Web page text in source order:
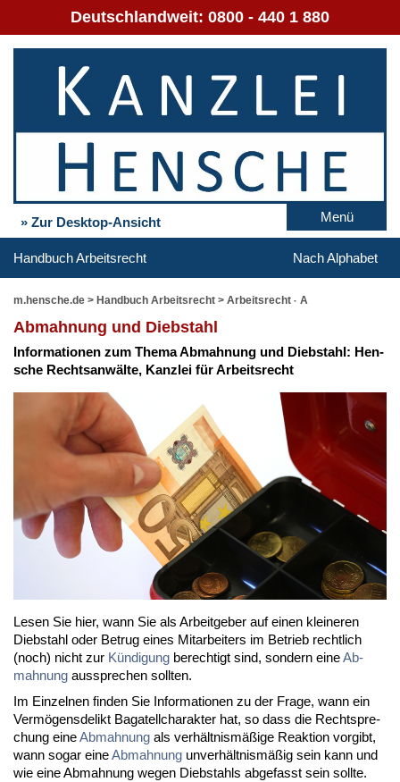
Deutschlandweit: 0800 - 440 1 880
» Zur Desktop-Ansicht Menü
Handbuch Arbeitsrecht Nach Alphabet
m.hensche.de > Handbuch Arbeitsrecht > Arbeitsrecht - A
Ab­mah­nung und Dieb­stahl
In­for­ma­tio­nen zum The­ma Ab­mah­nung und Dieb­stahl: Hen­
sche Rechts­an­wäl­te, Kanz­lei für Ar­beits­recht
Le­sen Sie hier, wann Sie als Ar­beit­ge­ber auf ei­nen klei­ne­ren
Dieb­stahl oder Be­trug ei­nes Mit­ar­bei­ters im Be­trieb recht­lich
(noch) nicht zur Kün­di­gung be­rech­tigt sind, son­dern ei­neAb­
mah­nung aus­spre­chen soll­ten.
Im Ein­zel­nen fin­den Sie In­for­ma­tio­nen zu der Fra­ge, wann ein
Ver­mö­gens­de­likt Ba­ga­tell­cha­rak­ter hat, so dass die Recht­spre­
chung ei­neAb­mah­nung als ver­hält­nis­mä­ßi­ge Re­ak­ti­on vor­gibt,
wann so­gar ei­neAb­mah­nung un­ver­hält­nis­mä­ßig sein kann und
wie ei­ne Ab­mah­nung we­gen Dieb­stahls ab­ge­fasst sein soll­te.